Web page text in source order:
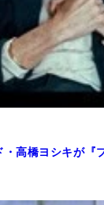
・高橋ヨシキが『